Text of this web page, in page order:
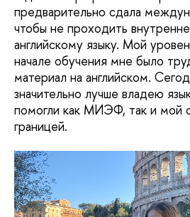
предварительно сдала
чтобы не проходить
английскому языку. Мой
начале обучения мне было
материал на английском.
значительно лучше владею
помогли как МИЭФ, так и мой
границей.